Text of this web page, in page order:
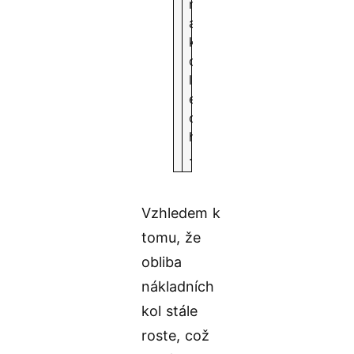
n
a
k
o
l
e
c
h
.
Vzhledem k
tomu, že
obliba
nákladních
kol stále
roste, což